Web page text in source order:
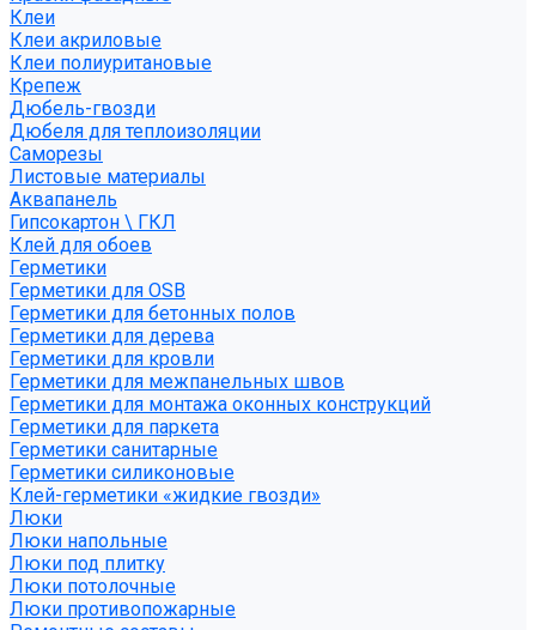
Клеи
Клеи акриловые
Клеи полиуритановые
Крепеж
Дюбель-гвозди
Дюбеля для теплоизоляции
Саморезы
Листовые материалы
Аквапанель
Гипсокартон \ ГКЛ
Клей для обоев
Герметики
Герметики для OSB
Герметики для бетонных полов
Герметики для дерева
Герметики для кровли
Герметики для межпанельных швов
Герметики для монтажа оконных конструкций
Герметики для паркета
Герметики санитарные
Герметики силиконовые
Клей-герметики «жидкие гвозди»
Люки
Люки напольные
Люки под плитку
Люки потолочные
Люки противопожарные